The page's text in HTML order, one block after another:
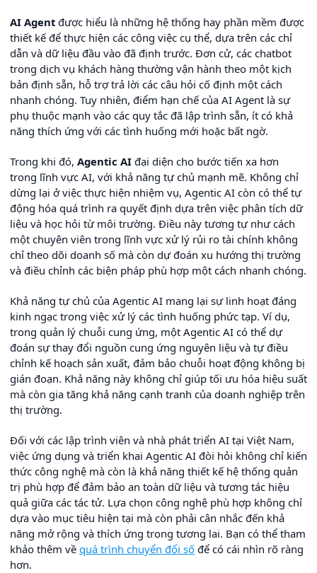
AI Agent được hiểu là những hệ thống hay phần mềm được
thiết kế để thực hiện các công việc cụ thể, dựa trên các chỉ
dẫn và dữ liệu đầu vào đã định trước. Đơn cử, các chatbot
trong dịch vụ khách hàng thường vận hành theo một kịch
bản định sẵn, hỗ trợ trả lời các câu hỏi cố định một cách
nhanh chóng. Tuy nhiên, điểm hạn chế của AI Agent là sự
phụ thuộc mạnh vào các quy tắc đã lập trình sẵn, ít có khả
năng thích ứng với các tình huống mới hoặc bất ngờ.
Trong khi đó, Agentic AI đại diện cho bước tiến xa hơn
trong lĩnh vực AI, với khả năng tự chủ mạnh mẽ. Không chỉ
dừng lại ở việc thực hiện nhiệm vụ, Agentic AI còn có thể tự
động hóa quá trình ra quyết định dựa trên việc phân tích dữ
liệu và học hỏi từ môi trường. Điều này tương tự như cách
một chuyên viên trong lĩnh vực xử lý rủi ro tài chính không
chỉ theo dõi doanh số mà còn dự đoán xu hướng thị trường
và điều chỉnh các biện pháp phù hợp một cách nhanh chóng.
Khả năng tự chủ của Agentic AI mang lại sự linh hoạt đáng
kinh ngạc trong việc xử lý các tình huống phức tạp. Ví dụ,
trong quản lý chuỗi cung ứng, một Agentic AI có thể dự
đoán sự thay đổi nguồn cung ứng nguyên liệu và tự điều
chỉnh kế hoạch sản xuất, đảm bảo chuỗi hoạt động không bị
gián đoạn. Khả năng này không chỉ giúp tối ưu hóa hiệu suất
mà còn gia tăng khả năng cạnh tranh của doanh nghiệp trên
thị trường.
Đối với các lập trình viên và nhà phát triển AI tại Việt Nam,
việc ứng dụng và triển khai Agentic AI đòi hỏi không chỉ kiến
thức công nghệ mà còn là khả năng thiết kế hệ thống quản
trị phù hợp để đảm bảo an toàn dữ liệu và tương tác hiệu
quả giữa các tác tử. Lựa chọn công nghệ phù hợp không chỉ
dựa vào mục tiêu hiện tại mà còn phải cân nhắc đến khả
năng mở rộng và thích ứng trong tương lai. Bạn có thể tham
khảo thêm về quá trình chuyển đổi số để có cái nhìn rõ ràng
hơn.